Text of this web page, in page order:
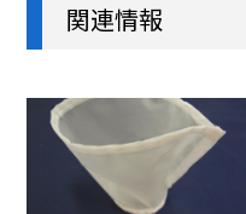
関連情報